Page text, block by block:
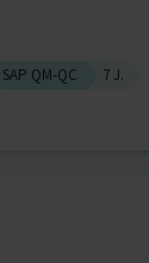
SAP QM-QC
7 J.